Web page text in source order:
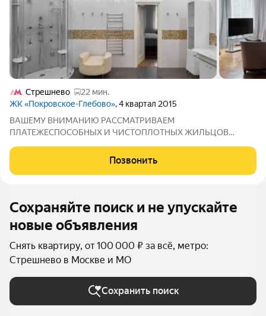
Стрешнево
22 мин.
ЖК «Покровское-Глебово», 4 квартал 2015
ВАШЕМУ ВНИМАНИЮ РАССМАТРИВАЕМ
ПЛАТЕЖЕСПОСОБНЫХ И ЧИСТОПЛОТНЫХ ЖИЛЬЦОВ
6- комнатная квартира. Лучше этой квартиры в этом районе по
такой приятной цене вы не найдете. Квартира для тех кто
Позвонить
Сохраняйте поиск и не упускайте
новые объявления
Снять квартиру, от 100 000 ₽ за всё, метро:
Стрешнево в Москве и МО
Сохранить поиск